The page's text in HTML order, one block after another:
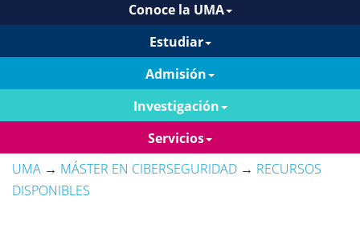
Conoce la UMA
Estudiar
Admisión
Investigación
Servicios
UMA → MÁSTER EN CIBERSEGURIDAD → RECURSOS
DISPONIBLES